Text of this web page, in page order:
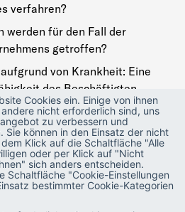
Cookies ein. Einige von ihnen
nicht erforderlich sind, uns
zu verbessern und
können in den Einsatz der nicht
Klick auf die Schaltfläche "Alle
oder per Klick auf "Nicht
sich anders entscheiden.
Schaltfläche "Cookie-Einstellungen
bestimmter Cookie-Kategorien
verfahren?
werden für den Fall der
getroffen?
von Krankheit: Eine
des Beschäftigten
die Ansparphase als auch
aus. Kommt in
des
eine Verkürzung der
Frage?
von Arbeitszeit- oder